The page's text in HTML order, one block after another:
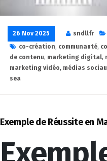
26 Nov 2025 sndllfr
co-création, communauté,
de contenu, marketing digital,
marketing vidéo, médias
sea
Exemple de Réussite en